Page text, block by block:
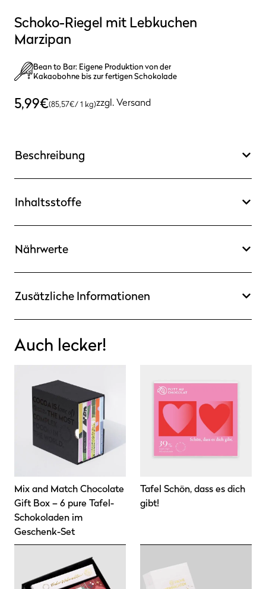
Beschreibung
Inhaltsstoffe
Nährwerte
Zusätzliche Informationen
Schoko-Riegel mit Lebkuchen
Marzipan
Bean to Bar: Eigene Produktion von der
Kakaobohne bis zur fertigen Schokolade
5,99€(85,57€/ 1 kg)zzgl. Versand
Auch lecker!
Mix and Match Chocolate
Gift Box – 6 pure Tafel-
Schokoladen im
Geschenk-Set
Tafel Schön, dass es dich
gibt!